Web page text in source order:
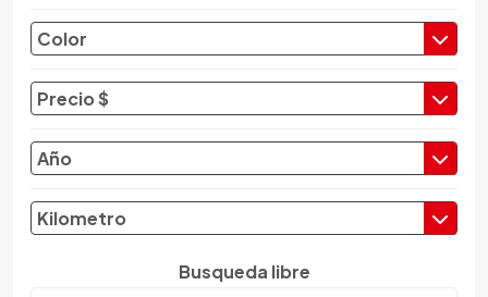
Daf
Daihatsu
Datsun
Dayun
Derbi
Dfsk
Dmc
Dodge
Color
Precio $
Año
Kilometro
Busqueda libre